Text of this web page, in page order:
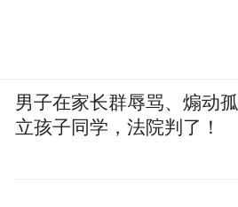
男子在家长群辱骂、煽动孤
立孩子同学，法院判了！